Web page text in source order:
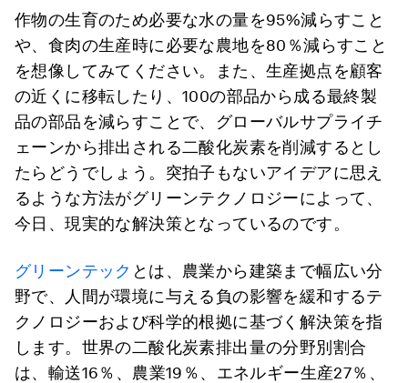
作物の生育のため必要な水の量を95%減らすこと
や、食肉の生産時に必要な農地を80％減らすこと
を想像してみてください。また、生産拠点を顧客
の近くに移転したり、100の部品から成る最終製
品の部品を減らすことで、グローバルサプライチ
ェーンから排出される二酸化炭素を削減するとし
たらどうでしょう。突拍子もないアイデアに思え
るような方法がグリーンテクノロジーによって、
今日、現実的な解決策となっているのです。
グリーンテック とは、農業から建築まで幅広い分
野で、人間が環境に与える負の影響を緩和するテ
クノロジーおよび科学的根拠に基づく解決策を指
します。世界の二酸化炭素排出量の分野別割合
は、輸送16％、農業19％、エネルギー生産27％、